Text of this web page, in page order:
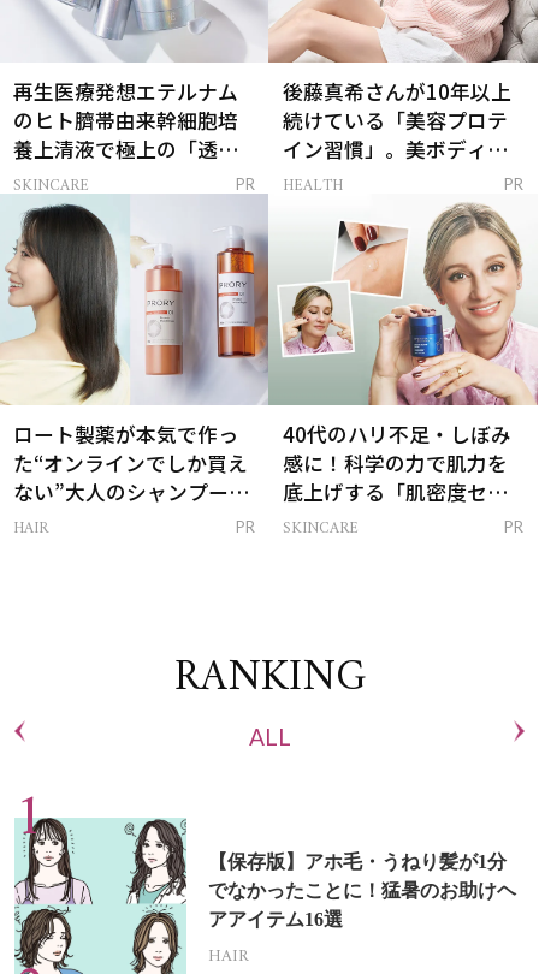
再生医療発想エテルナム
のヒト臍帯由来幹細胞培
養上清液で極上の「透明
感ハリ肌」へ
SKINCARE PR
後藤真希さんが10年以上
続けている「美容プロテ
イン習慣」。美ボディを
支える朝ルーティンと
HEALTH PR
ロート製薬が本気で作っ
た“オンラインでしか買え
ない”大人のシャンプー＆
トリートメントって？
HAIR PR
40代のハリ不足・しぼみ
感に！科学の力で肌力を
底上げする「肌密度セラ
ム」
SKINCARE PR
RANKING
ALL
【保存版】アホ毛・うねり髪が1分
でなかったことに！猛暑のお助けヘ
アアイテム16選
HAIR